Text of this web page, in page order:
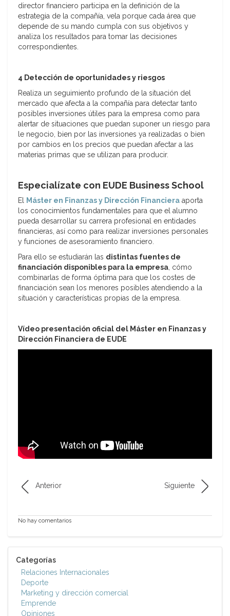
director financiero participa en la definición de la
estrategia de la compañía, vela porque cada área que
depende de su mando cumpla con sus objetivos y
analiza los resultados para tomar las decisiones
correspondientes.
4 Detección de oportunidades y riesgos
Realiza un seguimiento profundo de la situación del
mercado que afecta a la compañía para detectar tanto
posibles inversiones útiles para la empresa como para
alertar de situaciones que puedan suponer un riesgo para
le negocio, bien por las inversiones ya realizadas o bien
por cambios en los precios que puedan afectar a las
materias primas que se utilizan para producir.
Especialízate con EUDE Business School
El Máster en Finanzas y Dirección Financiera aporta
los conocimientos fundamentales para que el alumno
pueda desarrollar su carrera profesional en entidades
financieras, así como para realizar inversiones personales
y funciones de asesoramiento financiero.
Para ello se estudiarán las distintas fuentes de
financiación disponibles para la empresa , cómo
combinarlas de forma óptima para que los costes de
financiación sean los menores posibles atendiendo a la
situación y características propias de la empresa.
Vídeo presentación oficial del Máster en Finanzas y
Dirección Financiera de EUDE
Anterior Siguiente
No hay comentarios
Categorías
Relaciones Internacionales
Deporte
Marketing y dirección comercial
Emprende
Opiniones